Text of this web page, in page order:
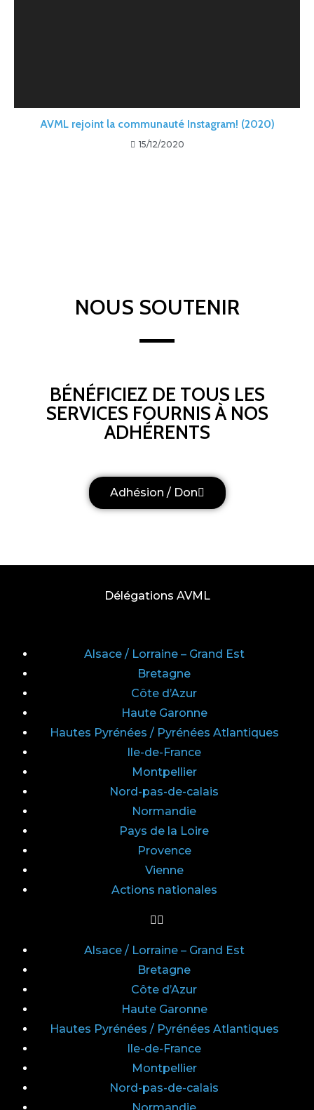
AVML rejoint la communauté Instagram! (2020)
15/12/2020
NOUS SOUTENIR
BÉNÉFICIEZ DE TOUS LES
SERVICES FOURNIS À NOS
ADHÉRENTS
Adhésion / Don
Délégations AVML
Alsace / Lorraine – Grand Est
Bretagne
Côte d’Azur
Haute Garonne
Hautes Pyrénées / Pyrénées Atlantiques
Ile-de-France
Montpellier
Nord-pas-de-calais
Normandie
Pays de la Loire
Provence
Vienne
Actions nationales
Alsace / Lorraine – Grand Est
Bretagne
Côte d’Azur
Haute Garonne
Hautes Pyrénées / Pyrénées Atlantiques
Ile-de-France
Montpellier
Nord-pas-de-calais